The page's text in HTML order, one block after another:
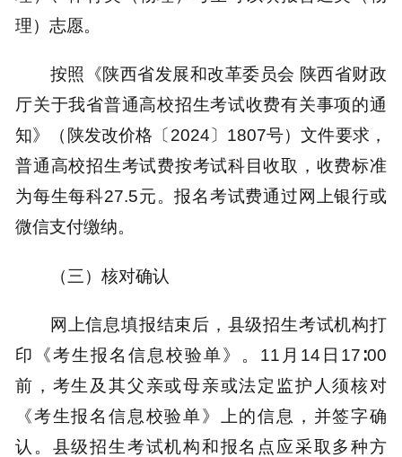
理）志愿。
按照《陕西省发展和改革委员会 陕西省财政
厅关于我省普通高校招生考试收费有关事项的通
知》（陕发改价格〔2024〕1807号）文件要求，
普通高校招生考试费按考试科目收取，收费标准
为每生每科27.5元。报名考试费通过网上银行或
微信支付缴纳。
（三）核对确认
网上信息填报结束后，县级招生考试机构打
印《考生报名信息校验单》。11月14日17∶00
前，考生及其父亲或母亲或法定监护人须核对
《考生报名信息校验单》上的信息，并签字确
认。县级招生考试机构和报名点应采取多种方